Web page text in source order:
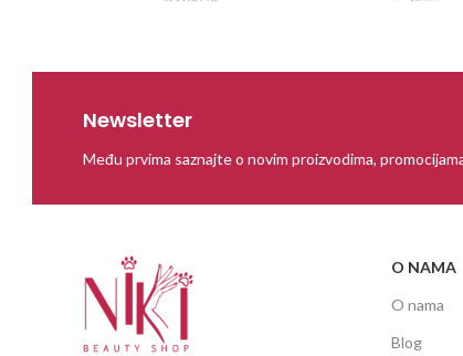
Newsletter
Među prvima saznajte o novim proizvodima,
O NAMA
O nama
Blog